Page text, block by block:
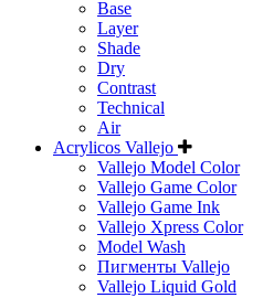
Base
Layer
Shade
Dry
Contrast
Technical
Air
Acrylicos Vallejo
Vallejo Model Color
Vallejo Game Color
Vallejo Game Ink
Vallejo Xpress Color
Model Wash
Пигменты Vallejo
Vallejo Liquid Gold